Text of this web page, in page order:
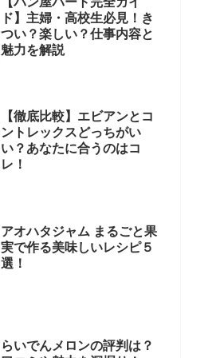
ド】主婦・高校生必見！き
つい？楽しい？仕事内容と
魅力を解説
【徹底比較】エビアンとコ
ントレックスどっちがい
い？あなたに合うのはコ
レ！
アオハタジャム まるごと果
実で作る美味しいレシピ５
選！
らいでんメロンの評判は？